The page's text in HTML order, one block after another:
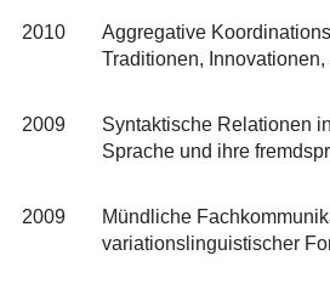
2010
Aggregative
Traditionen,
2009
Syntaktische Relationen
Sprache und ihre
2009
Mündliche
variationslinguistischer